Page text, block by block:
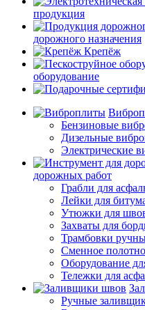
продукция
дорожного назначения
Крепёж
оборудование
Бензиновые
Дизельные
Электрические
дорожных работ
Грабли для
Лейки для
Утюжки для
Захваты для
Трамбовки
Сменное
Оборудование
Тележки для
Ручные